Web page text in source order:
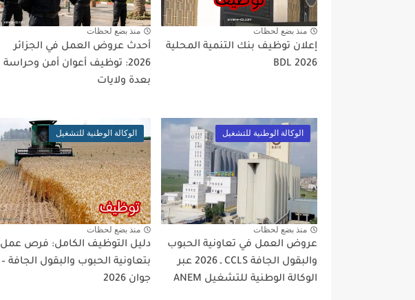
منذ بضع لحظات
إعلان توظيف بنك التنمية المحلية
BDL 2026
منذ بضع لحظات
أحدث عروض العمل في الجزائر
2026: توظيف أعوان أمن وحراسة
بعدة ولايات
الوكالة الوطنية للتشغيل
منذ بضع لحظات
عروض العمل في تعاونية الحبوب
والبقول الجافة CCLS ـ 2026 عبر
الوكالة الوطنية للتشغيل ANEM
الوكالة الوطنية للتشغيل
منذ بضع لحظات
دليل التوظيف الكامل: فرص عمل
بتعاونية الحبوب والبقول الجافة –
جوان 2026